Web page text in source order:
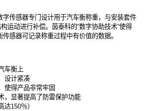
传感器专门设计用于汽车衡称重，与安装套件
运动进行补偿。茵泰科的“数字协助技术”使得
感器可记录称重过程中有价值的数据。
车衡上
设计紧凑
使得产品非常牢固
，显著提高了防雷保护功能
达150％）